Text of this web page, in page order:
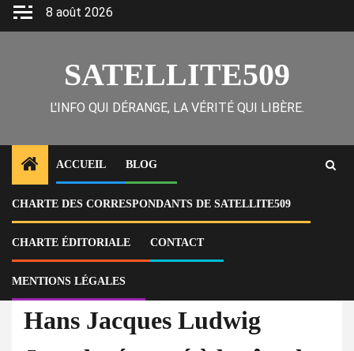
Skip
8 août 2026
SATELLITE509
L'INFO QUI DÉRANGE, LA VÉRITÉ QUI LIBÈRE.
ACCUEIL BLOG
CHARTE DES CORRESPONDANTS DE SATELLITE509
CHARTE ÉDITORIALE CONTACT
MENTIONS LÉGALES
Home
Actu
Hans Jacques Ludwig Joseph révoqué à la tête de l’ULCC, Goethie
Varnelle Morency nommée directrice générale
Actu National Politique
Hans Jacques Ludwig